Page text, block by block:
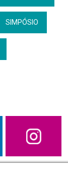
SIMPÓSIO